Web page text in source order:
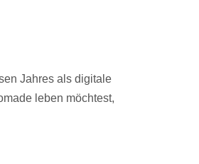
Jahres als digitale
leben möchtest,